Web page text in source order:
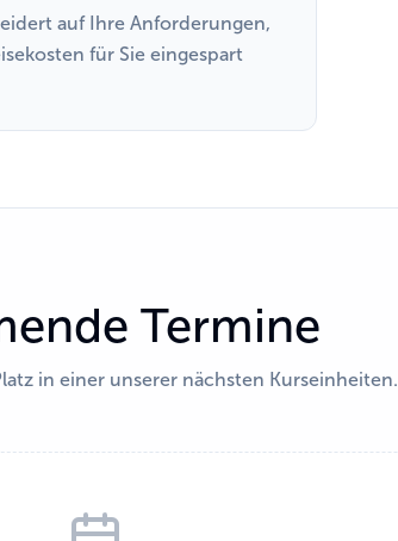
auf Ihre Anforderungen,
für Sie eingespart
Termine
in einer unserer nächsten Kurseinheiten.